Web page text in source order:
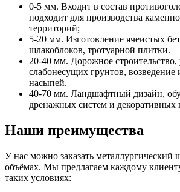
0-5 мм. Входит в состав
подходит для производства
территорий;
5-20 мм. Изготовление ячеистых
шлакоблоков, тротуарной плитки.
20-40 мм. Дорожное строительство,
слабонесущих грунтов, возведение
насыпей.
40-70 мм. Ландшафтный дизайн,
дренажных систем и декоративных
Наши преимущества
У нас можно заказать
объёмах. Мы предлагаем каждому
таких условиях: